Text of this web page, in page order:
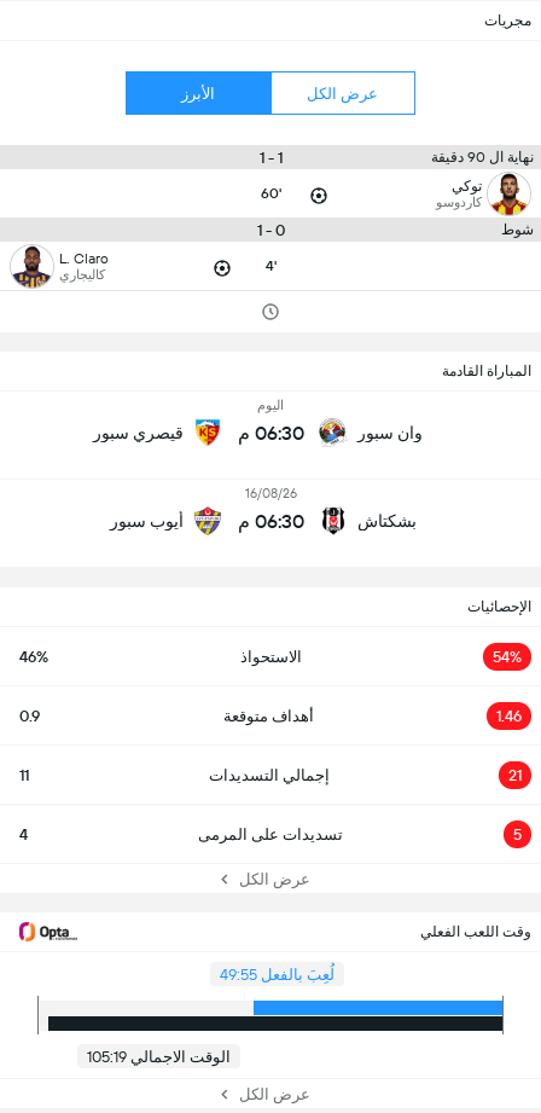
مجريات
عرض الكل الأبرز
نهاية ال 90 دقيقة 1 - 1
توكي
كاردوسو 60'
شوط 0 - 1
4'
L. Claro
كاليجاري
المباراة القادمة
وان سبور
اليوم
06:30 م قيصري سبور
بشكتاش
16/08/26
06:30 م أيوب سبور
الإحصائيات
54% الاستحواذ 46%
1.46 أهداف متوقعة 0.9
21 إجمالي التسديدات 11
5 تسديدات على المرمى 4
عرض الكل
وقت اللعب الفعلي
لُعِبَ بالفعل 49:55
الوقت الاجمالي 105:19
عرض الكل